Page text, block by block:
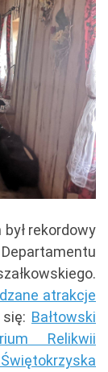
rekordowy
atrakcje
Bałtowski
Relikwii